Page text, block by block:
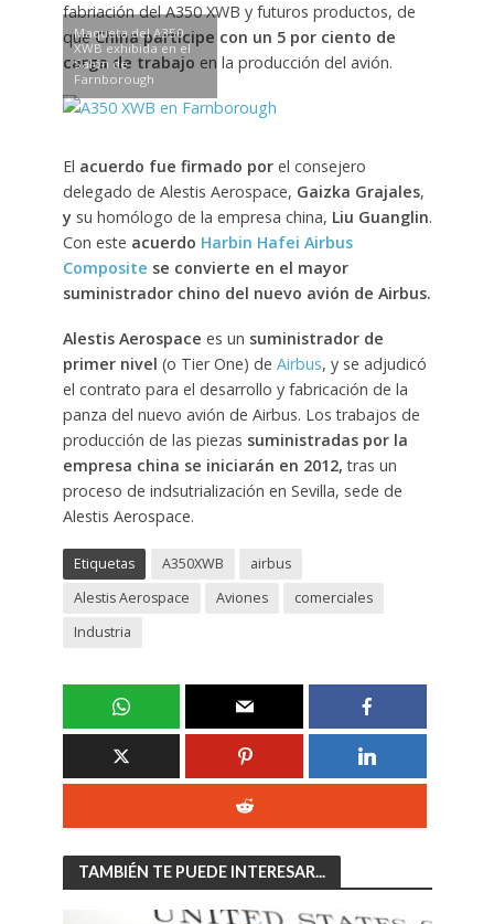
fabriación del A350 XWB y futuros productos, de
queChina participe con un 5 por ciento de
carga de trabajo en la producción del avión.
Maqueta del A350
XWB exhibida en el
Salón de
Farnborough
El acuerdo fue firmado porel consejero
delegado de Alestis Aerospace, Gaizka Grajales,
ysu homólogo de la empresa china, Liu Guanglin.
Con este acuerdo Harbin Hafei Airbus
Composite se convierte en el mayor
suministrador chino del nuevo avión de Airbus.
Alestis Aerospace es un suministrador de
primer nivel (o Tier One) de Airbus, y se adjudicó
el contrato para el desarrollo y fabricación de la
panza del nuevo avión de Airbus. Los trabajos de
producción de las piezas suministradas por la
empresa china se iniciarán en 2012, tras un
proceso de indsutrialización en Sevilla, sede de
Alestis Aerospace.
Etiquetas A350XWB
airbus
Alestis Aerospace
Aviones
comerciales
Industria
TAMBIÉN TE PUEDE INTERESAR...